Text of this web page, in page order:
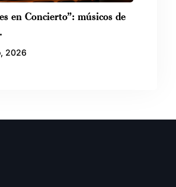
en Concierto”: músicos de
2026